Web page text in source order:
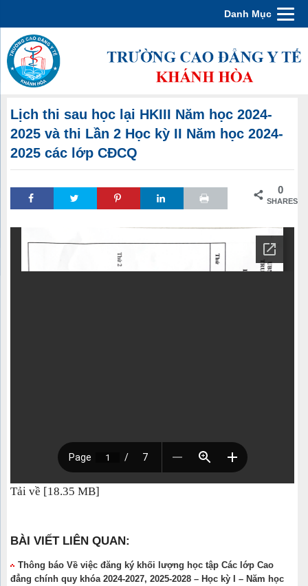
Danh Mục
Lịch thi sau học lại HKIII Năm học 2024-
2025 và thi Lần 2 Học kỳ II Năm học 2024-
2025 các lớp CĐCQ
0
SHARES
Tải về [18.35 MB]
BÀI VIẾT LIÊN QUAN:
Thông báo Về việc đăng ký khối lượng học tập Các lớp Cao
đẳng chính quy khóa 2024-2027, 2025-2028 – Học kỳ I – Năm học